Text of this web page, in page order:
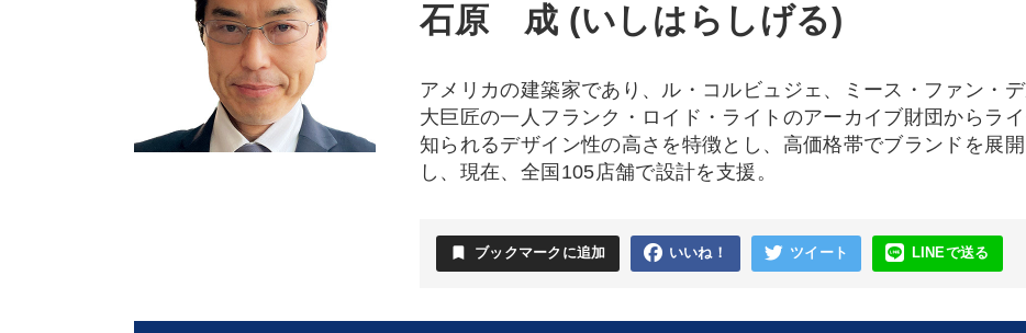
石原 成 (いしはらしげる)
アメリカの建築家であり、ル・コルビュジェ、ミース・ファン・
大巨匠の一人フランク・ロイド・ライトのアーカイブ財団からラ
知られるデザイン性の高さを特徴とし、高価格帯でブランドを展
し、現在、全国105店舗で設計を支援。
bookmark ブックマークに追加 いいね！ ツイート LINEで送る